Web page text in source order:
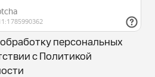
персональных
с Политикой